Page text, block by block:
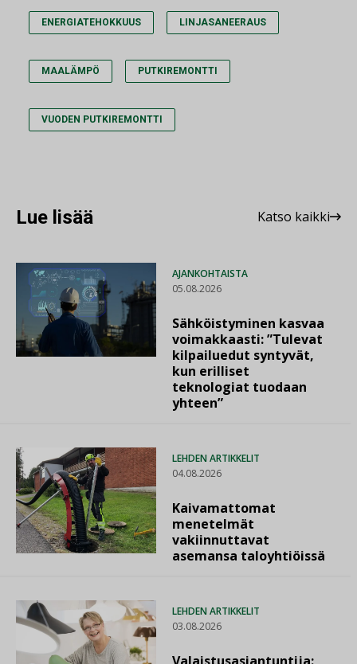
ENERGIATEHOKKUUS LINJASANEERAUS
MAALÄMPÖ PUTKIREMONTTI
VUODEN PUTKIREMONTTI
Lue lisää Katso kaikki
AJANKOHTAISTA
05.08.2026
Sähköistyminen kasvaa
voimakkaasti: ”Tulevat
kilpailuedut syntyvät,
kun erilliset
teknologiat tuodaan
yhteen”
LEHDEN ARTIKKELIT
04.08.2026
Kaivamattomat
menetelmät
vakiinnuttavat
asemansa taloyhtiöissä
LEHDEN ARTIKKELIT
03.08.2026